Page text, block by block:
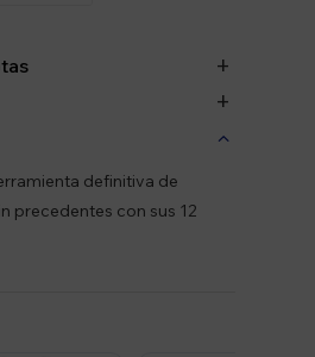
definitiva de
precedentes con sus 12